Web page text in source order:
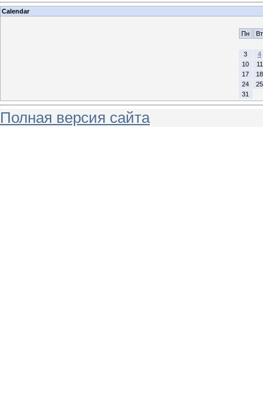
Calendar
Пн
Вт
3
4
10
11
17
18
24
25
31
Полная версия сайта